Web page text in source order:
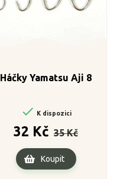
Háčky Yamatsu Aji 8
 K dispozici
32 Kč
cena
35 Kč
Koupit